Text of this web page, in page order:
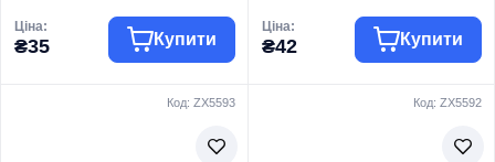
Ціна:
₴35 Купити
Комплектуючі та
Ціна:
₴42 Купити
Комплектуючі та
Код: ZX5593 Код: ZX5592